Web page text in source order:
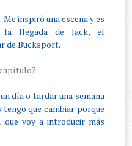
inspiró una escena y es
la llegada de Jack, el
de Bucksport.
día o tardar una semana
que cambiar porque
que voy a introducir más